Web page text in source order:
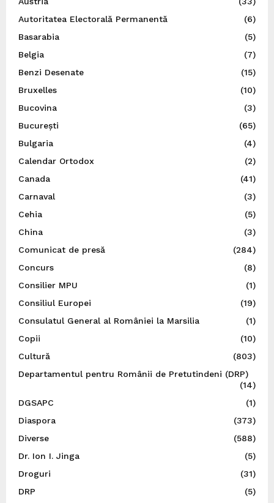
Autoritatea Electorală Permanentă
(6)
Basarabia
(5)
Belgia
(7)
Benzi Desenate
(15)
Bruxelles
(10)
Bucovina
(3)
București
(65)
Bulgaria
(4)
Calendar Ortodox
(2)
Canada
(41)
Carnaval
(3)
Cehia
(5)
China
(3)
Comunicat de presă
(284)
Concurs
(8)
Consilier MPU
(1)
Consiliul Europei
(19)
Consulatul General al României la Marsilia
(1)
Copii
(10)
Cultură
(803)
Departamentul pentru Românii de Pretutindeni (DRP)
(14)
DGSAPC
(1)
Diaspora
(373)
Diverse
(588)
Dr. Ion I. Jinga
(5)
Droguri
(31)
DRP
(5)